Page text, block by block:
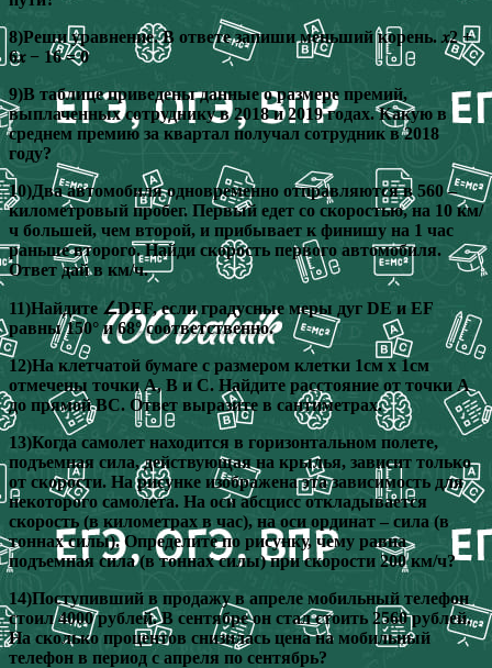
8)Реши уравнение. В ответе запиши меньший корень. 𝑥2 +
6𝑥 − 16 = 0
9)В таблице приведены данные о размере премий,
выплаченных сотруднику в 2018 и 2019 годах. Какую в
среднем премию за квартал получал сотрудник в 2018
году?
10)Два автомобиля одновременно отправляются в 560 –
километровый пробег. Первый едет со скоростью, на 10 км/
ч большей, чем второй, и прибывает к финишу на 1 час
раньше второго. Найди скорость первого автомобиля.
Ответ дай в км/ч.
11)Найдите ∠DEF, если градусные меры дуг DE и EF
равны 150° и 68° соответственно.
12)На клетчатой бумаге с размером клетки 1см x 1см
отмечены точки А, В и С. Найдите расстояние от точки А
до прямой ВС. Ответ выразите в сантиметрах.
13)Когда самолет находится в горизонтальном полете,
подъемная сила, действующая на крылья, зависит только
от скорости. На рисунке изображена эта зависимость для
некоторого самолета. На оси абсцисс откладывается
скорость (в километрах в час), на оси ординат – сила (в
тоннах силы). Определите по рисунку, чему равна
подъемная сила (в тоннах силы) при скорости 200 км/ч?
14)Поступивший в продажу в апреле мобильный телефон
стоил 4000 рублей. В сентябре он стал стоить 2560 рублей.
На сколько процентов снизилась цена на мобильный
телефон в период с апреля по сентябрь?